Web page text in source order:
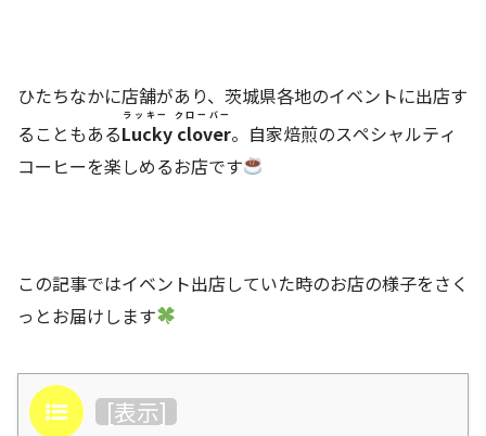
ひたちなかに店舗があり、茨城県各地のイベントに出店す
ることもあるLucky clover
ラッキー クローバー
。自家焙煎のスペシャルティ
コーヒーを楽しめるお店です
この記事ではイベント出店していた時のお店の様子をさく
っとお届けします
目次 [表示]